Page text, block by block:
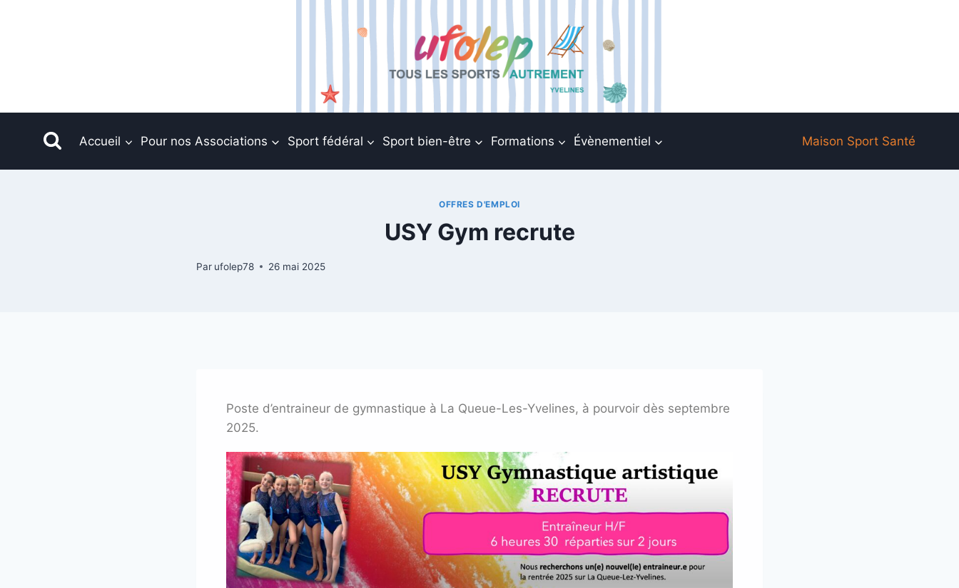
Accueil Pour nos Associations Sport fédéral Sport bien-être Formations Évènementiel Maison Sport Santé
OFFRES D'EMPLOI
USY Gym recrute
Par ufolep78 26 mai 2025
Poste d’entraineur de gymnastique à La Queue-Les-Yvelines, à pourvoir dès septembre
2025.